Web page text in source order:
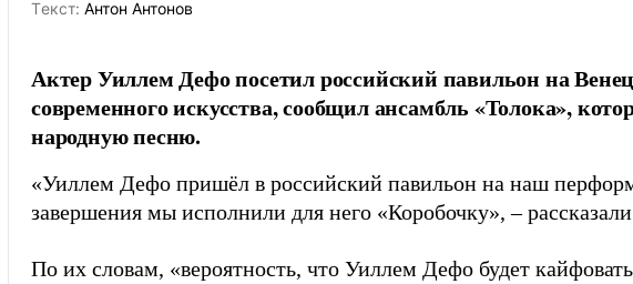
Tекст: Антон Антонов
Актер Уиллем Дефо посетил российский павильон на
современного искусства, сообщил ансамбль «Толока»,
народную песню.
«Уиллем Дефо пришёл в российский павильон на наш
завершения мы исполнили для него «Коробочку», –
По их словам, «вероятность, что Уиллем Дефо будет